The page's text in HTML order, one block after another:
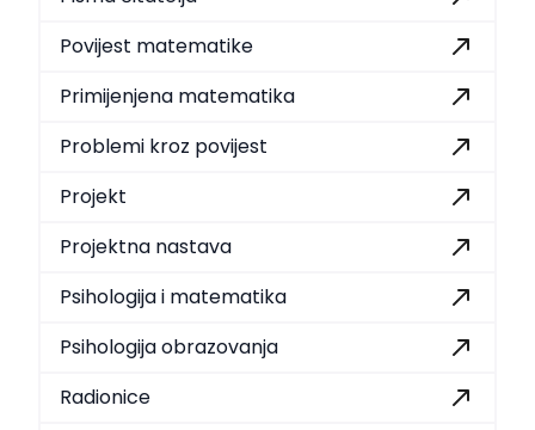
Povijest matematike
Primijenjena matematika
Problemi kroz povijest
Projekt
Projektna nastava
Psihologija i matematika
Psihologija obrazovanja
Radionice